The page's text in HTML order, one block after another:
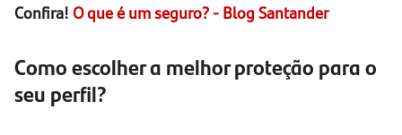
Confira! O que é um seguro? - Blog Santander
Como escolher a melhor proteção para o
seu perfil?